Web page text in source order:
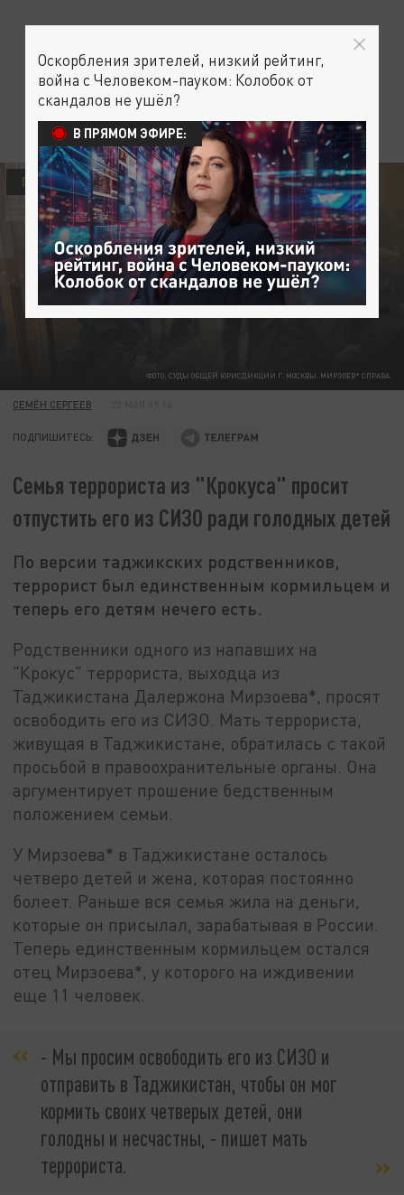
ФОТО: СУДЫ ОБЩЕЙ ЮРИСДИКЦИИ Г. МОСКВЫ. МИРЗОЕВ* СПРАВА.
ПРОИСШЕСТВИЯ ТЕРАКТ В "КРОКУС СИТИ ХОЛЛ"
СЕМЁН СЕРГЕЕВ
ПОДПИШИТЕСЬ:
Семья террориста из "Крокуса" просит
отпустить его из СИЗО ради голодных детей
По версии таджикских родственников,
террорист был единственным кормильцем и
теперь его детям нечего есть.
Родственники одного из напавших на
"Крокус" террориста, выходца из
Таджикистана Далержона Мирзоева*, просят
освободить его из СИЗО. Мать террориста,
живущая в Таджикистане, обратилась с такой
просьбой в правоохранительные органы. Она
аргументирует прошение бедственным
положением семьи.
У Мирзоева* в Таджикистане осталось
четверо детей и жена, которая постоянно
болеет. Раньше вся семья жила на деньги,
которые он присылал, зарабатывая в России.
Теперь единственным кормильцем остался
отец Мирзоева*, у которого на иждивении
еще 11 человек.
- Мы просим освободить его из СИЗО и
отправить в Таджикистан, чтобы он мог
кормить своих четверых детей, они
голодны и несчастны, - пишет мать
террориста.
Оскорбления зрителей, низкий рейтинг,
война с Человеком-пауком: Колобок от
скандалов не ушёл?
В ПРЯМОМ ЭФИРЕ: